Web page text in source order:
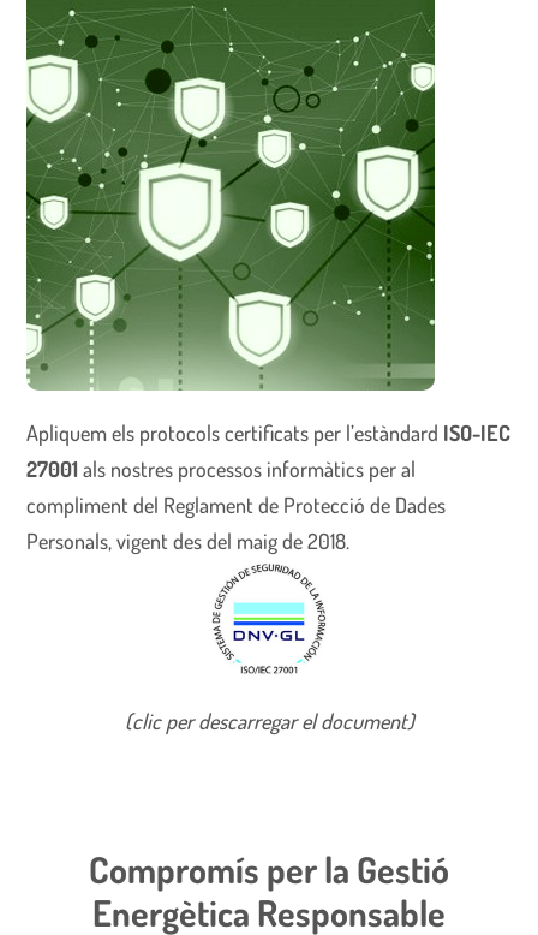
Apliquem els protocols certificats per l’estàndard ISO-IEC
27001als nostres processos informàtics per al
compliment del Reglament de Protecció de Dades
Personals, vigent des del maig de 2018.
(clic per descarregar el document)
Compromís per la Gestió
Energètica Responsable